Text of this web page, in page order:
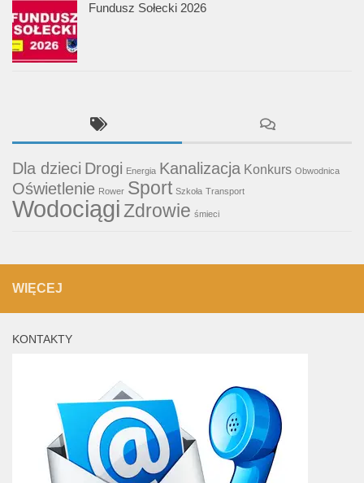
Fundusz Sołecki 2026
Dla dzieci Drogi Energia Kanalizacja Konkurs Obwodnica
Oświetlenie Rower Sport Szkoła Transport
WodociągiZdrowie śmieci
WIĘCEJ
KONTAKTY